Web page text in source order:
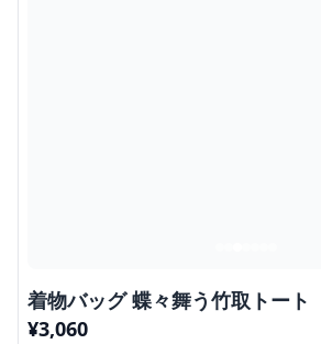
着物バッグ 蝶々舞う竹取トート
¥3,060